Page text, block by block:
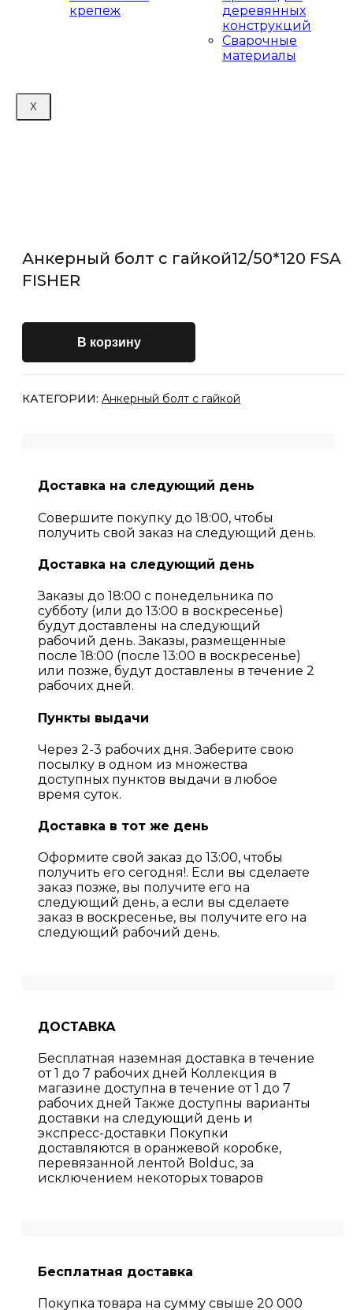
крепеж
деревянных
конструкций
Сварочные
материалы
X
Анкерный болт с гайкой12/50*120 FSA
FISHER
В корзину
КАТЕГОРИИ: Анкерный болт с гайкой
Доставка на следующий день
Совершите покупку до 18:00, чтобы
получить свой заказ на следующий день.
Доставка на следующий день
Заказы до 18:00 с понедельника по
субботу (или до 13:00 в воскресенье)
будут доставлены на следующий
рабочий день. Заказы, размещенные
после 18:00 (после 13:00 в воскресенье)
или позже, будут доставлены в течение 2
рабочих дней.
Пункты выдачи
Через 2-3 рабочих дня. Заберите свою
посылку в одном из множества
доступных пунктов выдачи в любое
время суток.
Доставка в тот же день
Оформите свой заказ до 13:00, чтобы
получить его сегодня!. Если вы сделаете
заказ позже, вы получите его на
следующий день, а если вы сделаете
заказ в воскресенье, вы получите его на
следующий рабочий день.
ДОСТАВКА
Бесплатная наземная доставка в течение
от 1 до 7 рабочих дней Коллекция в
магазине доступна в течение от 1 до 7
рабочих дней Также доступны варианты
доставки на следующий день и
экспресс-доставки Покупки
доставляются в оранжевой коробке,
перевязанной лентой Bolduc, за
исключением некоторых товаров
Бесплатная доставка
Покупка товара на сумму свыше 20 000